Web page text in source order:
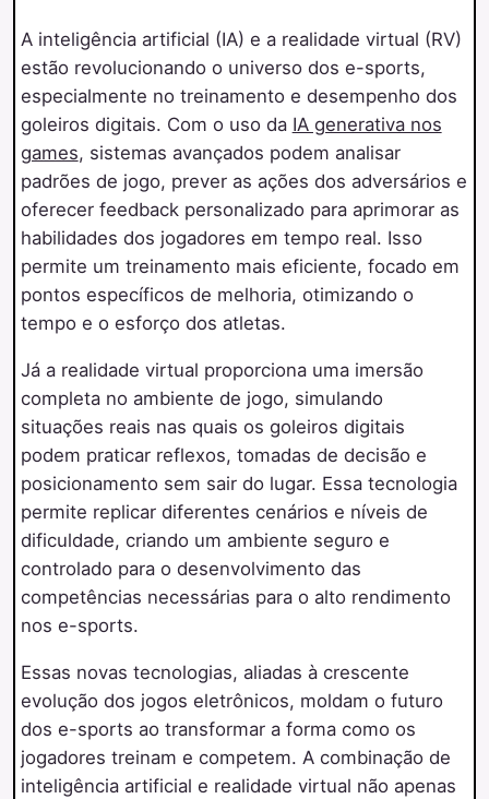
A inteligência artificial (IA) e a realidade virtual (RV)
estão revolucionando o universo dos e-sports,
especialmente no treinamento e desempenho dos
goleiros digitais. Com o uso da IA generativa nos
games, sistemas avançados podem analisar
padrões de jogo, prever as ações dos adversários e
oferecer feedback personalizado para aprimorar as
habilidades dos jogadores em tempo real. Isso
permite um treinamento mais eficiente, focado em
pontos específicos de melhoria, otimizando o
tempo e o esforço dos atletas.
Já a realidade virtual proporciona uma imersão
completa no ambiente de jogo, simulando
situações reais nas quais os goleiros digitais
podem praticar reflexos, tomadas de decisão e
posicionamento sem sair do lugar. Essa tecnologia
permite replicar diferentes cenários e níveis de
dificuldade, criando um ambiente seguro e
controlado para o desenvolvimento das
competências necessárias para o alto rendimento
nos e-sports.
Essas novas tecnologias, aliadas à crescente
evolução dos jogos eletrônicos, moldam o futuro
dos e-sports ao transformar a forma como os
jogadores treinam e competem. A combinação de
inteligência artificial e realidade virtual não apenas